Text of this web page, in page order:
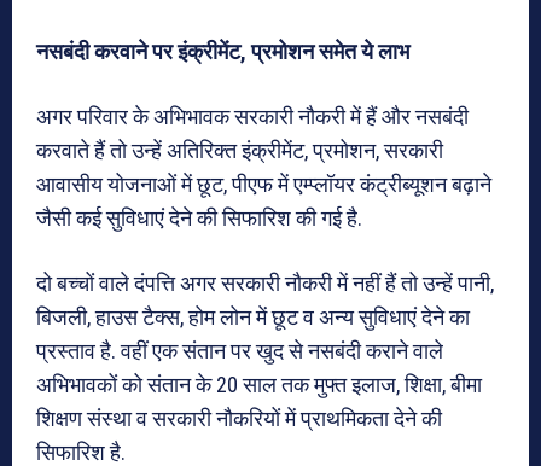
नसबंदी करवाने पर इंक्रीमेंट, प्रमोशन समेत ये लाभ
अगर परिवार के अभिभावक सरकारी नौकरी में हैं और नसबंदी
करवाते हैं तो उन्हें अतिरिक्त इंक्रीमेंट, प्रमोशन, सरकारी
आवासीय योजनाओं में छूट, पीएफ में एम्प्लॉयर कंट्रीब्यूशन बढ़ाने
जैसी कई सुविधाएं देने की सिफारिश की गई है.
दो बच्चों वाले दंपत्ति अगर सरकारी नौकरी में नहीं हैं तो उन्हें पानी,
बिजली, हाउस टैक्स, होम लोन में छूट व अन्य सुविधाएं देने का
प्रस्ताव है. वहीं एक संतान पर खुद से नसबंदी कराने वाले
अभिभावकों को संतान के 20 साल तक मुफ्त इलाज, शिक्षा, बीमा
शिक्षण संस्था व सरकारी नौकरियों में प्राथमिकता देने की
सिफारिश है.